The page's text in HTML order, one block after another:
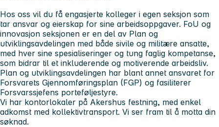
Hos oss vil du få engasjerte kolleger i egen seksjon som
tar ansvar og eierskap for sine arbeidsoppgaver. FoU og
innovasjon seksjonen er en del av Plan og
utviklingsavdelingen med både sivile og militære ansatte,
med hver sine spesialiseringer og tung faglig kompetanse,
som bidrar til et inkluderende og motiverende arbeidsliv.
Plan og utviklingsavdelingen har blant annet ansvaret for
Forsvarets Gjennomføringsplan (FGP) og fasiliterer
Forsvarssjefens porteføljestyre.
Vi har kontorlokaler på Akershus festning, med enkel
adkomst med kollektivtransport. Vi ser fram til å motta din
søknad.